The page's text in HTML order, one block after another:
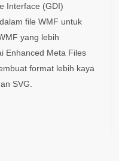
Interface (GDI)
file WMF untuk
yang lebih
Enhanced Meta Files
format lebih kaya
SVG.